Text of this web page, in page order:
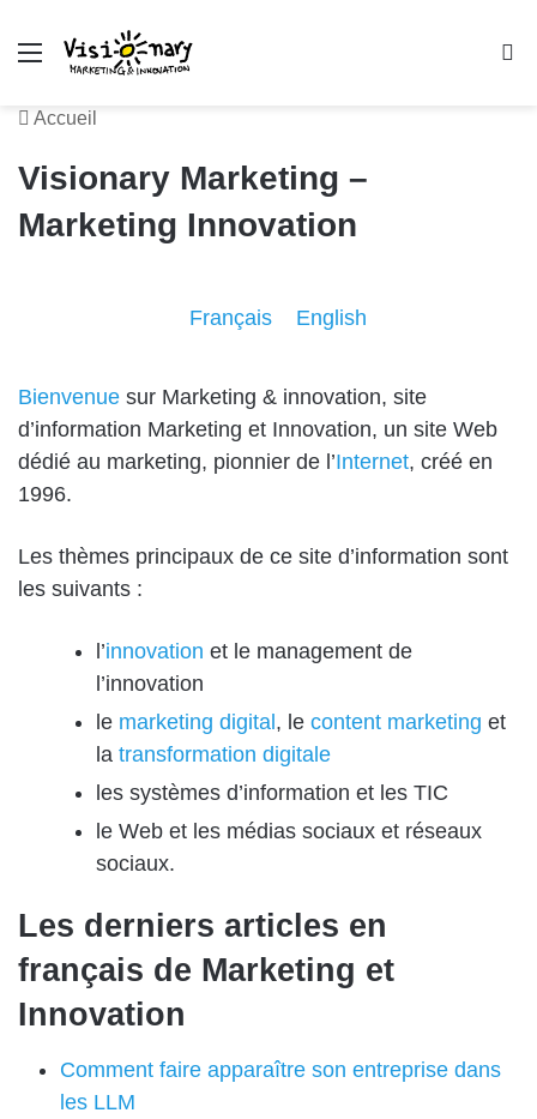
Menu
Accueil
Visionary Marketing –
Marketing Innovation
Français English
Bienvenue sur Marketing & innovation, site
d’information Marketing et Innovation, un site Web
dédié au marketing, pionnier de l’Internet, créé en
1996.
Les thèmes principaux de ce site d’information sont
les suivants :
l’innovation et le management de
l’innovation
le marketing digital , le content marketing et
la transformation digitale
les systèmes d’information et les TIC
le Web et les médias sociaux et réseaux
sociaux.
Les derniers articles en
français de Marketing et
Innovation
Comment faire apparaître son entreprise dans
les LLM